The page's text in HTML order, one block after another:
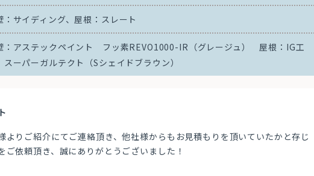
：サイディング、屋根：スレート
：アステックペイント フッ素REVO1000-IR（グレージュ） 屋根：IG工
ーパーガルテクト（Sシェイドブラウン）
よりご紹介にてご連絡頂き、他社様からもお見積もりを頂いていたかと存じ
ご依頼頂き、誠にありがとうございました！